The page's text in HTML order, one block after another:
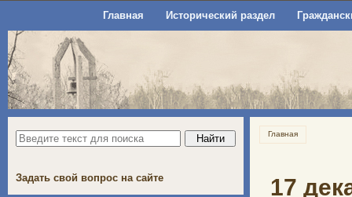
Главная Исторический раздел
Главная
17
Задать свой вопрос на сайте